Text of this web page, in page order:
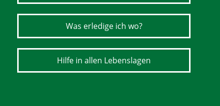
Was erledige ich wo?
Hilfe in allen Lebenslagen